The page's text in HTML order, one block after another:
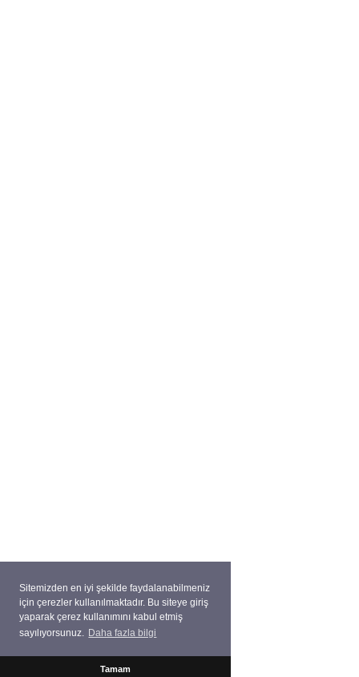
Sitemizden en iyi şekilde faydalanabilmeniz
için çerezler kullanılmaktadır. Bu siteye giriş
yaparak çerez kullanımını kabul etmiş
sayılıyorsunuz. Daha fazla bilgi
Tamam